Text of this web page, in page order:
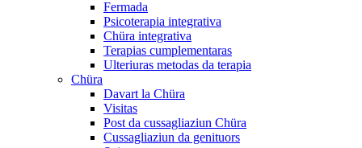
Fermada
Psicoterapia integrativa
Chüra integrativa
Terapias cumplementaras
Ulteriuras metodas da terapia
Chüra
Davart la Chüra
Visitas
Post da cussagliaziun Chüra
Cussagliaziun da genituors